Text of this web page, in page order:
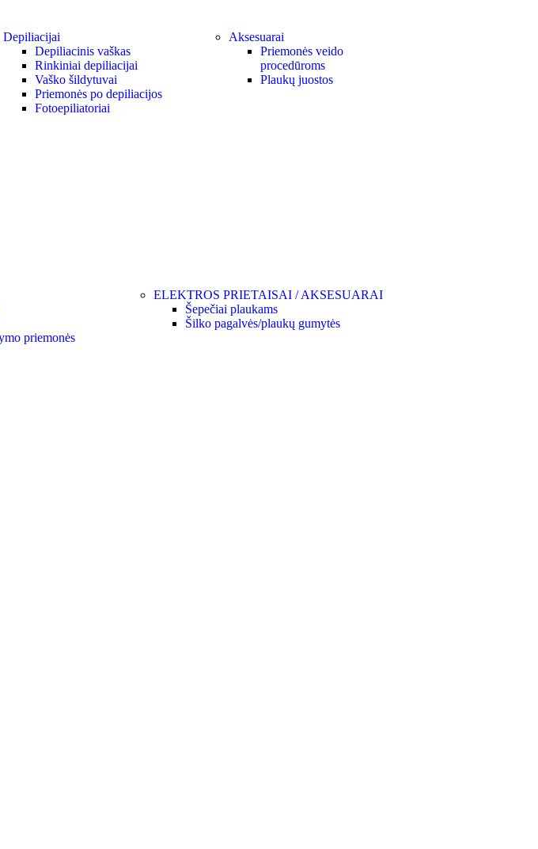
Depiliacijai
Depiliacinis vaškas
Rinkiniai depiliacijai
Vaško šildytuvai
Priemonės po depiliacijos
Fotoepiliatoriai
Aksesuarai
Priemonės veido
procedūroms
Plaukų juostos
priemonės
ELEKTROS PRIETAISAI / AKSESUARAI
Šepečiai plaukams
Šilko pagalvės/plaukų gumytės